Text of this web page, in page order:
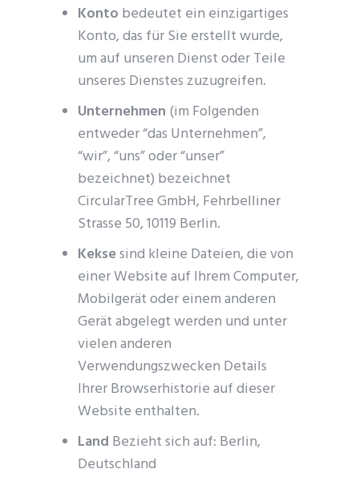
Konto bedeutet ein einzigartiges
Konto, das für Sie erstellt wurde,
um auf unseren Dienst oder Teile
unseres Dienstes zuzugreifen.
Unternehmen (im Folgenden
entweder “das Unternehmen”,
“wir”, “uns” oder “unser”
bezeichnet) bezeichnet
CircularTree GmbH, Fehrbelliner
Strasse 50, 10119 Berlin.
Keksesind kleine Dateien, die von
einer Website auf Ihrem Computer,
Mobilgerät oder einem anderen
Gerät abgelegt werden und unter
vielen anderen
Verwendungszwecken Details
Ihrer Browserhistorie auf dieser
Website enthalten.
Land Bezieht sich auf: Berlin,
Deutschland